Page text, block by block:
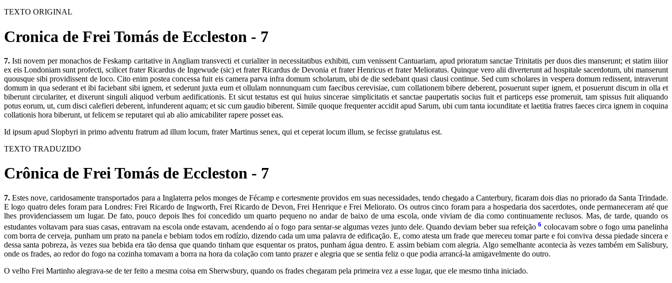
TEXTO ORIGINAL
Cronica de Frei Tomás de Eccleston - 7
7.Isti novem per monachos de Feskamp caritative in Angliam transvecti et curialiter in necessitatibus exhibiti, cum venissent Cantuariam, apud prioratum sanctae Trinitatis per duos dies manserunt; et statirn iiiior
ex eis Londoniam sunt profecti, scilicet frater Ricardus de Ingewude (sic) et frater Ricardus de Devonia et frater Henricus et frater Melioratus. Quinque vero alii diverterunt ad hospitale sacerdotum, ubi manserunt
quousque sibi providissent de loco. Cito enim postea concessa fuit eis camera parva infra domum scholarum, ubi de die sedebant quasi clausi continue. Sed cum scholares in vespera domum redissent, intraverunt
domum in qua sederant et ibi faciebant sibi ignem, et sederunt juxta eum et ollulam nonnunquam cum faecibus cerevisiae, cum collationem bibere deberent, posuerunt super ignem, et posuerunt discum in olla et
biberunt circulariter, et dixerunt singuli aliquod verbum aedificationis. Et sicut testatus est qui huius sincerae simplicitatis et sanctae paupertatis socius fuit et particeps esse promeruit, tam spissus fuit aliquando
potus eorum, ut, cum disci calefieri deberent, infunderent aquam; et sic cum gaudio biberent. Simile quoque frequenter accidit apud Sarum, ubi cum tanta iocunditate et laetitia fratres faeces circa ignem in coquina
collationis hora biberunt, ut felicem se reputaret qui ab alio amicabiliter rapere posset eas.
Id ipsum apud Slopbyri in primo adventu fratrum ad illum locum, frater Martinus senex, qui et ceperat locum illum, se fecisse gratulatus est.
TEXTO TRADUZIDO
Crônica de Frei Tomás de Eccleston - 7
7. Estes nove, caridosamente transportados para a Inglaterra pelos monges de Fécamp e cortesmente providos em suas necessidades, tendo chegado a Canterbury, ficaram dois dias no priorado da Santa Trindade.
E logo quatro deles foram para Londres: Frei Ricardo de Ingworth, Frei Ricardo de Devon, Frei Henrique e Frei Meliorato. Os outros cinco foram para a hospedaria dos sacerdotes, onde permaneceram até que
lhes providenciassem um lugar. De fato, pouco depois lhes foi concedido um quarto pequeno no andar de baixo de uma escola, onde viviam de dia como continuamente reclusos. Mas, de tarde, quando os
estudantes voltavam para suas casas, entravam na escola onde estavam, acendendo aí o fogo para sentar-se algumas vezes junto dele. Quando deviam beber sua refeição6 colocavam sobre o fogo uma panelinha
com borra de cerveja, punham um prato na panela e bebiam todos em rodízio, dizendo cada um uma palavra de edificação. E, como atesta um frade que mereceu tomar parte e foi conviva dessa piedade sincera e
dessa santa pobreza, às vezes sua bebida era tão densa que quando tinham que esquentar os pratos, punham água dentro. E assim bebiam com alegria. Algo semelhante acontecia às vezes também em Salisbury,
onde os frades, ao redor do fogo na cozinha tomavam a borra na hora da colação com tanto prazer e alegria que se sentia feliz o que podia arrancá-la amigavelmente do outro.
O velho Frei Martinho alegrava-se de ter feito a mesma coisa em Sherwsbury, quando os frades chegaram pela primeira vez a esse lugar, que ele mesmo tinha iniciado.